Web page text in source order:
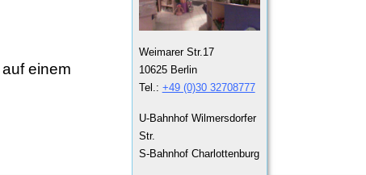
einem
Weimarer Str.17
10625 Berlin
Tel.: +49 (0)30 32708777
U-Bahnhof Wilmersdorfer
Str.
S-Bahnhof Charlottenburg